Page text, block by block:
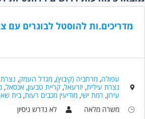
בני 40 פלוס
בני 50 פלוס
מדריכים.ות להוסטל לבוגרים עם
עפולה,מרחביה (קיבוץ),מגדל העמק, נצרת,
נצרת עילית,יזרעאל,קריית טבעון,אכסאל,
עירון, רמת ישי,מודיעין מכבים רעות,בית
משרה מלאה
לא נדרש ניסיון